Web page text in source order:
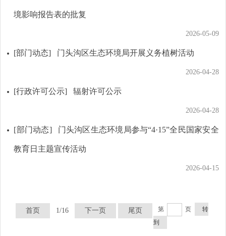
境影响报告表的批复
2026-05-09
[部门动态] 门头沟区生态环境局开展义务植树活动
2026-04-28
[行政许可公示] 辐射许可公示
2026-04-28
[部门动态] 门头沟区生态环境局参与“4·15”全民国家安全
教育日主题宣传活动
2026-04-15
首页 1/16 下一页 尾页 第 页
转
到